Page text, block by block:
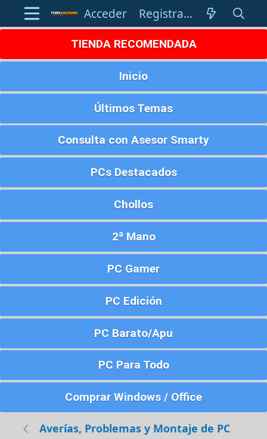
Acceder Registrarse
TIENDA RECOMENDADA
Inicio
Últimos Temas
Consulta con Asesor Smarty
PCs Destacados
Chollos
2ª Mano
PC Gamer
PC Edición
PC Barato/Apu
PC Para Todo
Comprar Windows / Office
Averías, Problemas y Montaje de PC